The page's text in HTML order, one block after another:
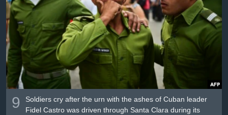
Լեզուներ
9
Soldiers cry after the urn with the ashes of Cuban leader
Fidel Castro was driven through Santa Clara during its